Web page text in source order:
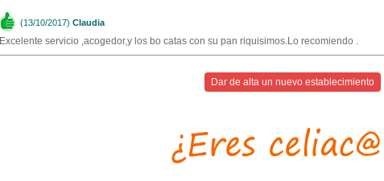
(13/10/2017) Claudia
Excelente servicio ,acogedor,y los bo catas con su pan riquisimos.Lo recomiendo .
Dar de alta un nuevo establecimiento